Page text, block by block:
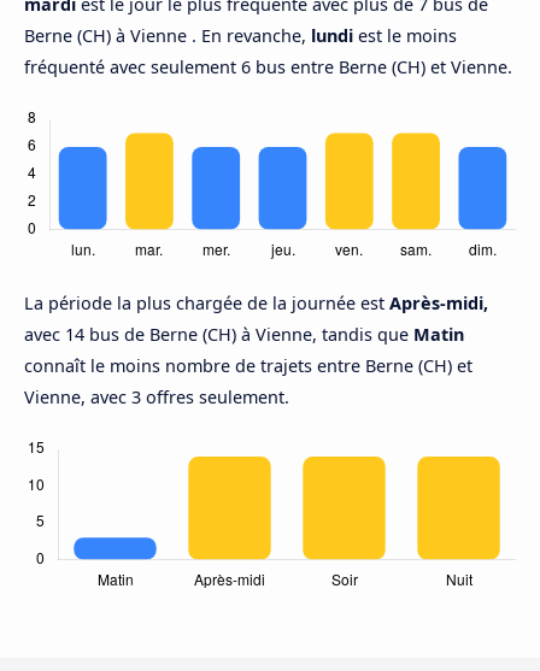
mardi est le jour le plus fréquenté avec plus de 7 bus de
Berne (CH) à Vienne . En revanche, lundi est le moins
fréquenté avec seulement 6 bus entre Berne (CH) et Vienne.
La période la plus chargée de la journée est Après-midi,
avec 14 bus de Berne (CH) à Vienne, tandis que Matin
connaît le moins nombre de trajets entre Berne (CH) et
Vienne, avec 3 offres seulement.